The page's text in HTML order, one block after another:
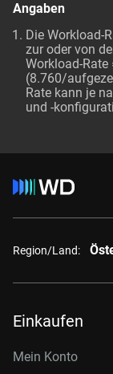
Angaben
Die Workload-
zur oder von
Workload-
(8.760/
Rate kann je
und -
Region/Land:
Einkaufen
Mein Konto